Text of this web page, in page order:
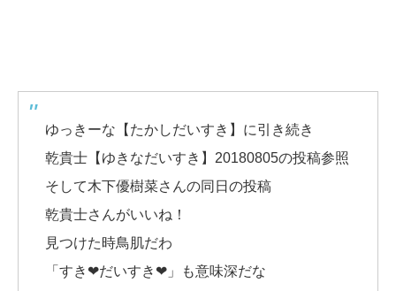
ゆっきーな【たかしだいすき】に引き続き
乾貴士【ゆきなだいすき】20180805の投稿参照
そして木下優樹菜さんの同日の投稿
乾貴士さんがいいね！
見つけた時鳥肌だわ
「すき❤︎だいすき❤︎」も意味深だな